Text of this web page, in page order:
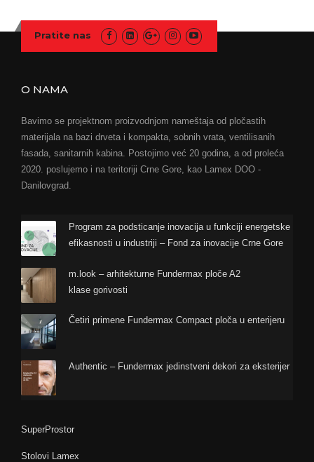
Pratite nas
O NAMA
Bavimo se projektnom proizvodnjom nameštaja od pločastih
materijala na bazi drveta i kompakta, sobnih vrata, ventilisanih
fasada, sanitarnih kabina. Postojimo već 20 godina, a od proleća
2020. poslujemo i na teritoriji Crne Gore, kao Lamex DOO -
Danilovgrad.
Program za podsticanje inovacija u funkciji energetske
efikasnosti u industriji – Fond za inovacije Crne Gore
m.look – arhitekturne Fundermax ploče A2
klase gorivosti
Četiri primene Fundermax Compact ploča u enterijeru
Authentic – Fundermax jedinstveni dekori za eksterijer
SuperProstor
Stolovi Lamex